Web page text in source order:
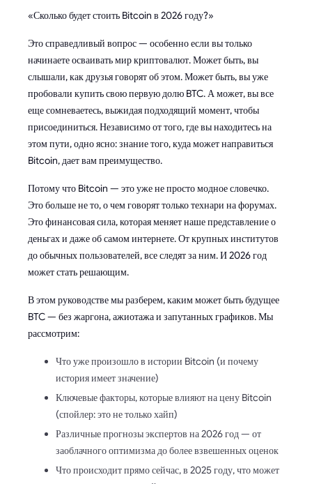
«Сколько будет стоить Bitcoin в 2026 году?»
Это справедливый вопрос — особенно если вы только
начинаете осваивать мир криптовалют. Может быть, вы
слышали, как друзья говорят об этом. Может быть, вы уже
пробовали купить свою первую долю BTC. А может, вы все
еще сомневаетесь, выжидая подходящий момент, чтобы
присоединиться. Независимо от того, где вы находитесь на
этом пути, одно ясно: знание того, куда может направиться
Bitcoin, дает вам преимущество.
Потому что Bitcoin — это уже не просто модное словечко.
Это больше не то, о чем говорят только технари на форумах.
Это финансовая сила, которая меняет наше представление о
деньгах и даже об самом интернете. От крупных институтов
до обычных пользователей, все следят за ним. И 2026 год
может стать решающим.
В этом руководстве мы разберем, каким может быть будущее
BTC — без жаргона, ажиотажа и запутанных графиков. Мы
рассмотрим:
Что уже произошло в истории Bitcoin (и почему
история имеет значение)
Ключевые факторы, которые влияют на цену Bitcoin
(спойлер: это не только хайп)
Различные прогнозы экспертов на 2026 год — от
заоблачного оптимизма до более взвешенных оценок
Что происходит прямо сейчас, в 2025 году, что может